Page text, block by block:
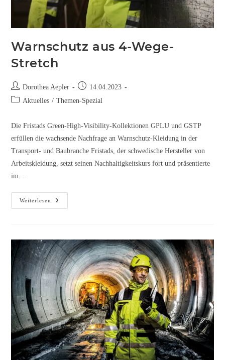
Warnschutz aus 4-Wege-
Stretch
Dorothea Aepler
14.04.2023
Aktuelles / Themen-Spezial
Die Fristads Green-High-Visibility-Kollektionen GPLU und GSTP
erfüllen die wachsende Nachfrage an Warnschutz-Kleidung in der
Transport- und Baubranche Fristads, der schwedische Hersteller von
Arbeitskleidung, setzt seinen Nachhaltigkeitskurs fort und präsentierte
im…
Weiterlesen